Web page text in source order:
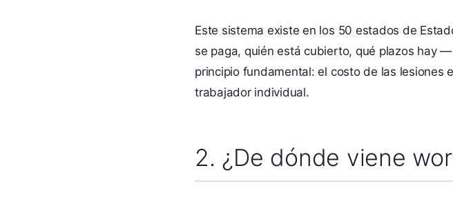
Este sistema existe en los 50 estados de
se paga, quién está cubierto, qué plazos hay
principio fundamental: el costo de las lesiones
trabajador individual.
2. ¿De dónde viene